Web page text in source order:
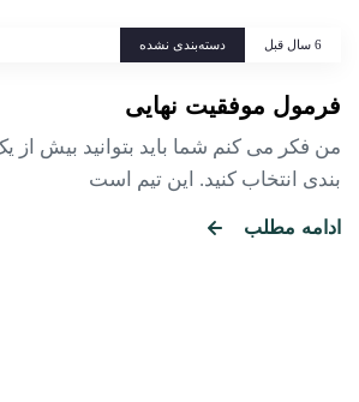
6 سال قبل دسته‌بندی نشده
فرمول موفقیت نهایی
من فکر می کنم شما باید بتوانید بیش از
بندی انتخاب کنید. این تیم است
ادامه مطلب